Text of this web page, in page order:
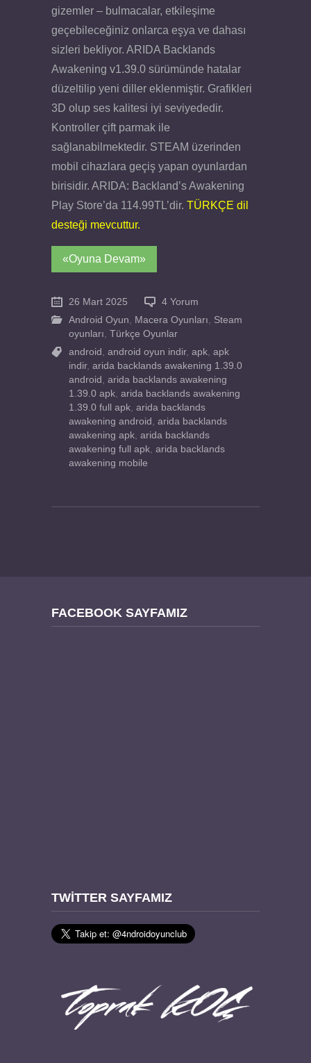
gizemler – bulmacalar, etkileşime
geçebileceğiniz onlarca eşya ve dahası
sizleri bekliyor. ARIDA Backlands
Awakening v1.39.0 sürümünde hatalar
düzeltilip yeni diller eklenmiştir. Grafikleri
3D olup ses kalitesi iyi seviyededir.
Kontroller çift parmak ile
sağlanabilmektedir. STEAM üzerinden
mobil cihazlara geçiş yapan oyunlardan
birisidir. ARIDA: Backland’s Awakening
Play Store’da 114.99TL’dir. TÜRKÇE dil
desteği mevcuttur.
«Oyuna Devam»
26 Mart 2025
4 Yorum
Android Oyun
Macera Oyunları
Steam
oyunları Türkçe Oyunlar
android
android oyun indir, apk apk
indir, arida backlands awakening 1.39.0
android
arida backlands awakening
1.39.0 apk arida backlands awakening
1.39.0 full apk arida backlands
awakening android
arida backlands
awakening apk arida backlands
awakening full apk arida backlands
awakening mobile
FACEBOOK SAYFAMIZ
TWITTER SAYFAMIZ